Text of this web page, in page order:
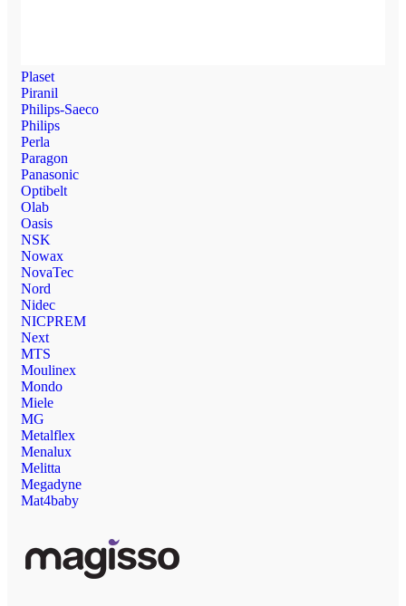
Plaset
Piranil
Philips-Saeco
Philips
Perla
Paragon
Panasonic
Optibelt
Olab
Oasis
NSK
Nowax
NovaTec
Nord
Nidec
NICPREM
Next
MTS
Moulinex
Mondo
Miele
MG
Metalflex
Menalux
Melitta
Megadyne
Mat4baby